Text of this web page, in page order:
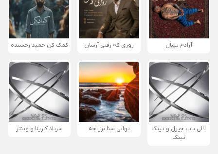
آزادم بیبال روزی که رفتی آرسان کمک کن حمید رخشنده
لالی پاپ جیزل و نینگ
نینگ
نهاتی سنا برزنجه سرناد کارینا و وینتر